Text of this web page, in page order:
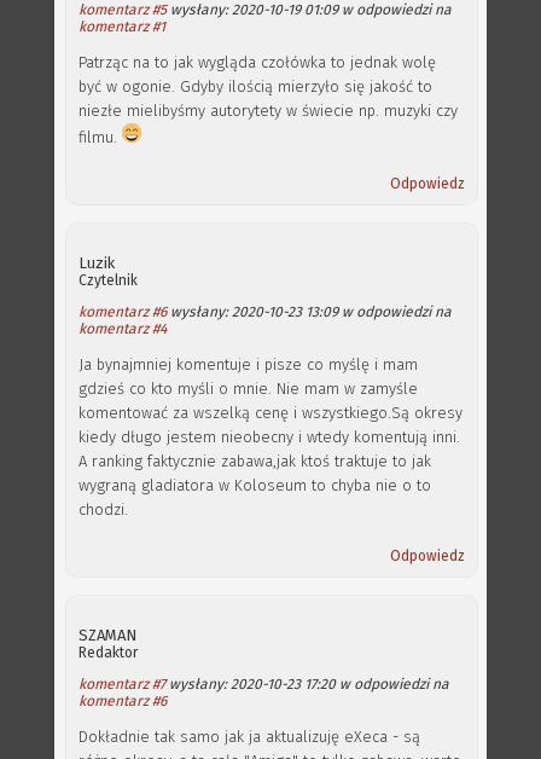
komentarz #5wysłany: 2020-10-19 01:09 w odpowiedzi na
komentarz #1
Patrząc na to jak wygląda czołówka to jednak wolę
być w ogonie. Gdyby ilością mierzyło się jakość to
niezłe mielibyśmy autorytety w świecie np. muzyki czy
filmu.
Odpowiedz
Luzik
Czytelnik
komentarz #6wysłany: 2020-10-23 13:09 w odpowiedzi na
komentarz #4
Ja bynajmniej komentuje i pisze co myślę i mam
gdzieś co kto myśli o mnie. Nie mam w zamyśle
komentować za wszelką cenę i wszystkiego.Są okresy
kiedy długo jestem nieobecny i wtedy komentują inni.
A ranking faktycznie zabawa,jak ktoś traktuje to jak
wygraną gladiatora w Koloseum to chyba nie o to
chodzi.
Odpowiedz
SZAMAN
Redaktor
komentarz #7wysłany: 2020-10-23 17:20 w odpowiedzi na
komentarz #6
Dokładnie tak samo jak ja aktualizuję eXeca - są